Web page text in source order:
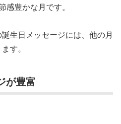
豊かな月です。
生日メッセージには、他の月
す。
が豊富